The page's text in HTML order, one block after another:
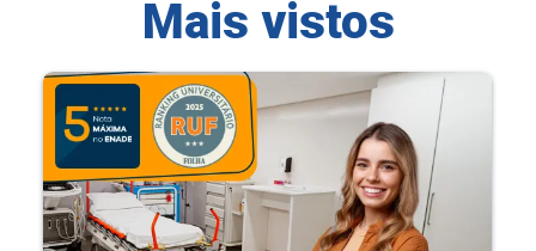
Mais vistos